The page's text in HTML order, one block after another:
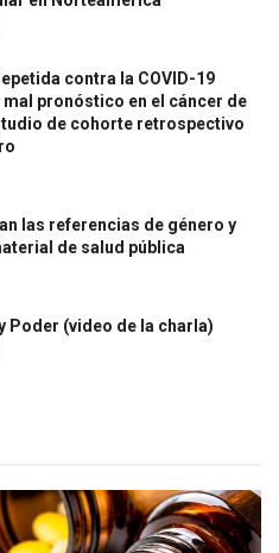
contra la COVID-19
pronóstico en el cáncer de
de cohorte retrospectivo
las referencias de género y
de salud pública
Poder (video de la charla)